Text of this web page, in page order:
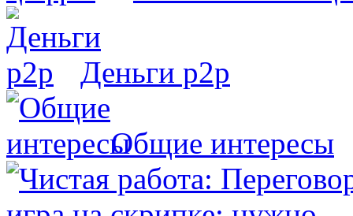
Деньги р2р
Общие интересы